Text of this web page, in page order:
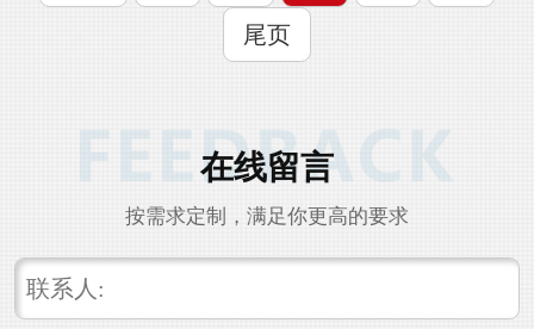
业设备上等。而涂料泡沫问题却是
让生产商...
尾页
在线留言
按需求定制，满足你更高的要求